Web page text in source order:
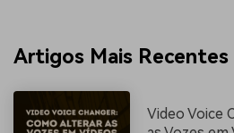
Artigos Mais Recentes
Video Voice